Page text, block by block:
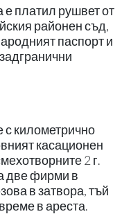
е платил рушвет от
районен съд,
паспорт и
с километрично
касационен
2 г.
две фирми в
в затвора, тъй
в ареста.